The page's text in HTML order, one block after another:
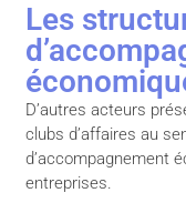
Les
D’autres acteurs
clubs d’affaires au
d’accompagnement
entreprises.